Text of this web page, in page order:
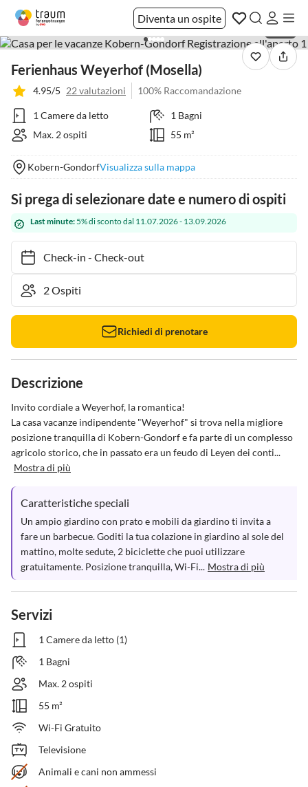
Diventa un ospite
Ferienhaus Weyerhof (Mosella)
4.95/5 22 valutazioni 100% Raccomandazione
1 Camere da letto
1 Bagni
Max. 2 ospiti
55 m²
Kobern-GondorfVisualizza sulla mappa
Si prega di selezionare date e numero di ospiti
Last minute:5% di sconto dal 11.07.2026 - 13.09.2026
Check-in- Check-out
Richiedi di prenotare
Descrizione
Invito cordiale a Weyerhof, la romantica!
La casa vacanze indipendente "Weyerhof" si trova nella migliore
posizione tranquilla di Kobern-Gondorf e fa parte di un complesso
agricolo storico, che in passato era un feudo di Leyen dei conti...
Mostra di più
Caratteristiche speciali
Un ampio giardino con prato e mobili da giardino ti invita a
fare un barbecue. Goditi la tua colazione in giardino al sole del
mattino, molte sedute, 2 biciclette che puoi utilizzare
gratuitamente. Posizione tranquilla, Wi-Fi... Mostra di più
Servizi
1 Camere da letto (1)
1 Bagni
Max. 2 ospiti
55 m²
Wi-Fi Gratuito
Televisione
Animali e cani non ammessi